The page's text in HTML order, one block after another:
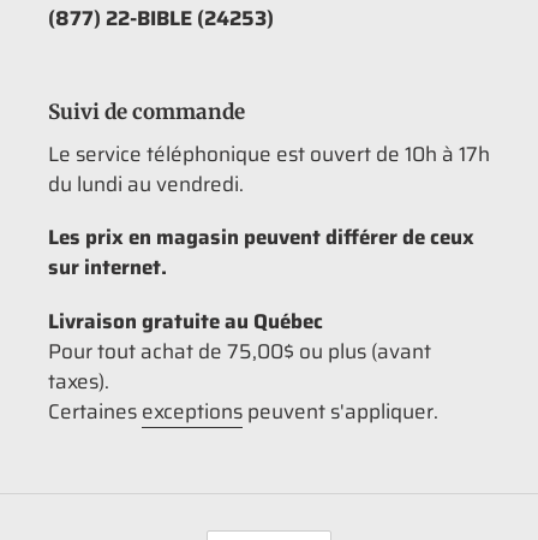
(877) 22-BIBLE (24253)
Suivi de commande
Le service téléphonique est ouvert de 10h à 17h
du lundi au vendredi.
Les prix en magasin peuvent différer de ceux
sur internet.
Livraison gratuite au Québec
Pour tout achat de 75,00$ ou plus (avant
taxes).
Certainesexceptionspeuvent s'appliquer.